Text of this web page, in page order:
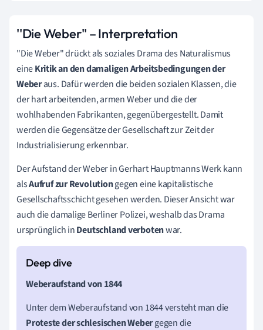
''Die Weber'' – Interpretation
"Die Weber" drückt als soziales Drama des Naturalismus
eineKritik an den damaligen Arbeitsbedingungen der
Weberaus. Dafür werden die beiden sozialen Klassen, die
der hart arbeitenden, armen Weber und die der
wohlhabenden Fabrikanten, gegenübergestellt. Damit
werden die Gegensätze der Gesellschaft zur Zeit der
Industrialisierung erkennbar.
Der Aufstand der Weber in Gerhart Hauptmanns Werk kann
alsAufruf zur Revolutiongegen eine kapitalistische
Gesellschaftsschicht gesehen werden. Dieser Ansicht war
auch die damalige Berliner Polizei, weshalb das Drama
ursprünglich inDeutschland verbotenwar.
Weberaufstand von 1844
Unter dem Weberaufstand von 1844 versteht man die
Proteste der schlesischen Webergegen die